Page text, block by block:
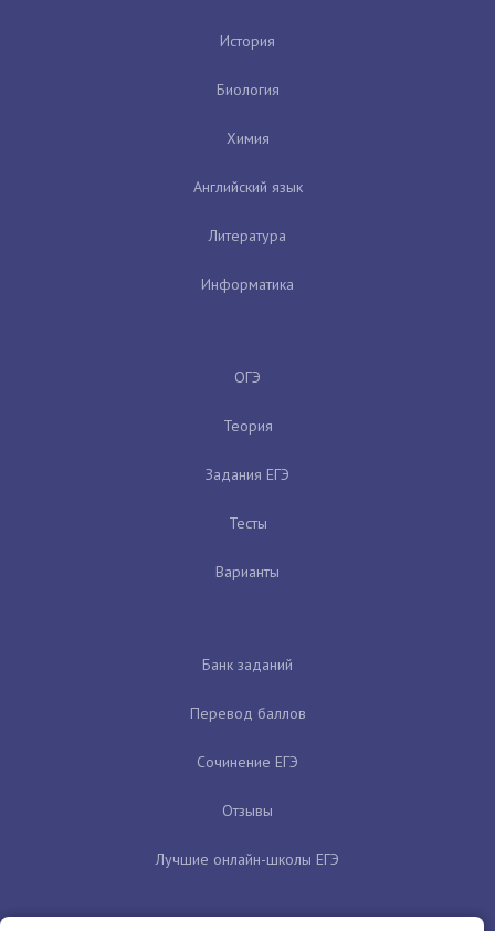
История
Биология
Химия
Английский язык
Литература
Информатика
ОГЭ
Теория
Задания ЕГЭ
Тесты
Варианты
Банк заданий
Перевод баллов
Сочинение ЕГЭ
Отзывы
Лучшие онлайн-школы ЕГЭ